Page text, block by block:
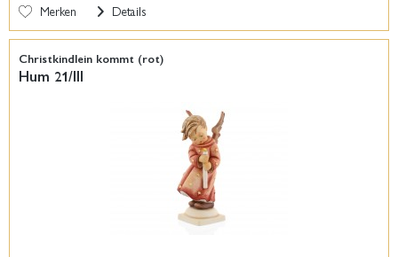
Merken Details
Christkindlein kommt (rot)
Hum 21/III